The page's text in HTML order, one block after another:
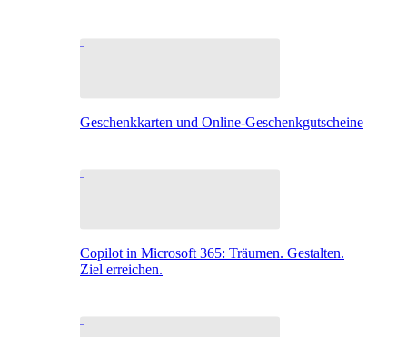
Geschenkkarten und Online-Geschenkgutscheine
Copilot in Microsoft 365: Träumen. Gestalten.
Ziel erreichen.